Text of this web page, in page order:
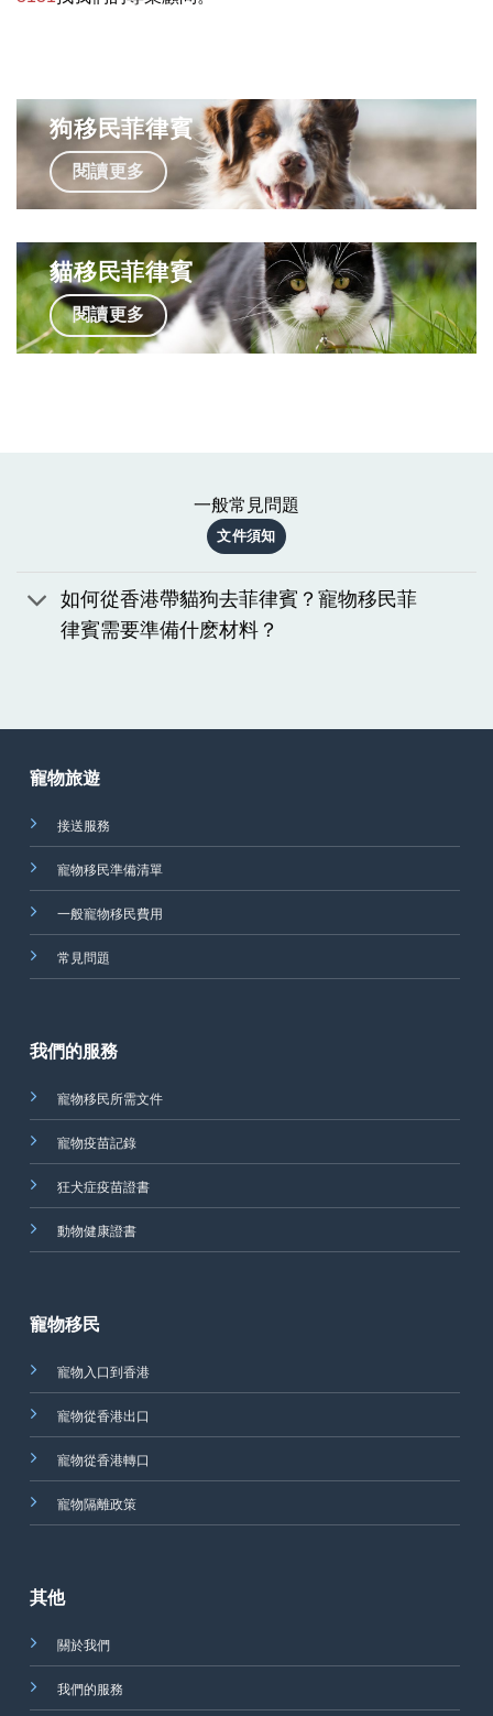
狗移民菲律賓
閱讀更多
貓移民菲律賓
閱讀更多
一般常見問題
文件須知
如何從香港帶貓狗去菲律賓？寵物移民菲
律賓需要準備什麽材料？
寵物旅遊
接送服務
寵物移民準備清單
一般寵物移民費用
常見問題
我們的服務
寵物移民所需文件
寵物疫苗記錄
狂犬症疫苗證書
動物健康證書
寵物移民
寵物入口到香港
寵物從香港出口
寵物從香港轉口
寵物隔離政策
其他
關於我們
我們的服務